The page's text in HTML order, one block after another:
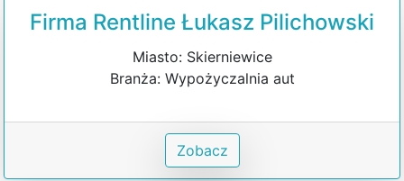
Firma Rentline Łukasz Pilichowski
Miasto: Skierniewice
Branża: Wypożyczalnia aut
Zobacz